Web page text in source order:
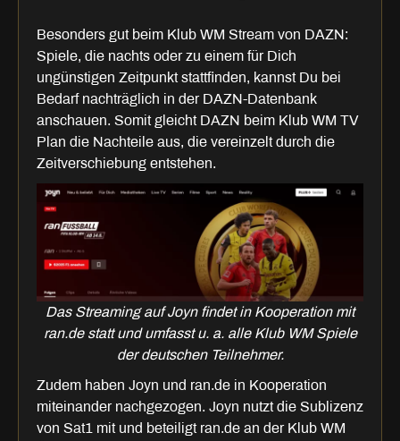
Besonders gut beim Klub WM Stream von DAZN:
Spiele, die nachts oder zu einem für Dich
ungünstigen Zeitpunkt stattfinden, kannst Du bei
Bedarf nachträglich in der DAZN-Datenbank
anschauen. Somit gleicht DAZN beim Klub WM TV
Plan die Nachteile aus, die vereinzelt durch die
Zeitverschiebung entstehen.
Das Streaming auf Joyn findet in Kooperation mit
ran.de statt und umfasst u. a. alle Klub WM Spiele
der deutschen Teilnehmer.
Zudem haben Joyn und ran.de in Kooperation
miteinander nachgezogen. Joyn nutzt die Sublizenz
von Sat1 mit und beteiligt ran.de an der Klub WM